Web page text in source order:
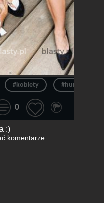
#kobiety #humor
0
:)
komentarze.